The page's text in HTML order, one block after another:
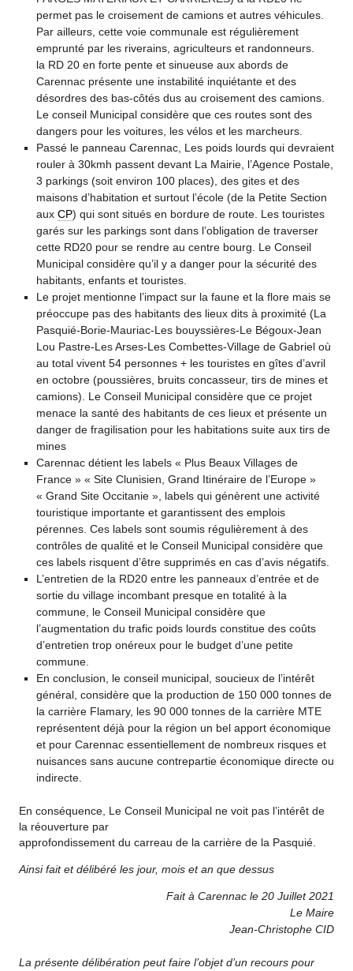
permet pas le croisement de camions et autres véhicules.
Par ailleurs, cette voie communale est régulièrement
emprunté par les riverains, agriculteurs et randonneurs.
la RD 20 en forte pente et sinueuse aux abords de
Carennac présente une instabilité inquiétante et des
désordres des bas-côtés dus au croisement des camions.
Le conseil Municipal considère que ces routes sont des
dangers pour les voitures, les vélos et les marcheurs.
Passé le panneau Carennac, Les poids lourds qui devraient
rouler à 30kmh passent devant La Mairie, l’Agence Postale,
3 parkings (soit environ 100 places), des gites et des
maisons d’habitation et surtout l’école (de la Petite Section
aux CP) qui sont situés en bordure de route. Les touristes
garés sur les parkings sont dans l’obligation de traverser
cette RD20 pour se rendre au centre bourg. Le Conseil
Municipal considère qu’il y a danger pour la sécurité des
habitants, enfants et touristes.
Le projet mentionne l’impact sur la faune et la flore mais se
préoccupe pas des habitants des lieux dits à proximité (La
Pasquié-Borie-Mauriac-Les bouyssières-Le Bégoux-Jean
Lou Pastre-Les Arses-Les Combettes-Village de Gabriel où
au total vivent 54 personnes + les touristes en gîtes d’avril
en octobre (poussières, bruits concasseur, tirs de mines et
camions). Le Conseil Municipal considère que ce projet
menace la santé des habitants de ces lieux et présente un
danger de fragilisation pour les habitations suite aux tirs de
mines
Carennac détient les labels « Plus Beaux Villages de
France » « Site Clunisien, Grand Itinéraire de l’Europe »
« Grand Site Occitanie », labels qui génèrent une activité
touristique importante et garantissent des emplois
pérennes. Ces labels sont soumis régulièrement à des
contrôles de qualité et le Conseil Municipal considère que
ces labels risquent d’être supprimés en cas d’avis négatifs.
L’entretien de la RD20 entre les panneaux d’entrée et de
sortie du village incombant presque en totalité à la
commune, le Conseil Municipal considère que
l’augmentation du trafic poids lourds constitue des coûts
d’entretien trop onéreux pour le budget d’une petite
commune.
En conclusion, le conseil municipal, soucieux de l’intérêt
général, considère que la production de 150 000 tonnes de
la carrière Flamary, les 90 000 tonnes de la carrière MTE
représentent déjà pour la région un bel apport économique
et pour Carennac essentiellement de nombreux risques et
nuisances sans aucune contrepartie économique directe ou
indirecte.
En conséquence, Le Conseil Municipal ne voit pas l’intérêt de
la réouverture par
approfondissement du carreau de la carrière de la Pasquié.
Ainsi fait et délibéré les jour, mois et an que dessus
Fait à Carennac le 20 Juillet 2021
Le Maire
Jean-Christophe CID
La présente délibération peut faire l’objet d’un recours pour